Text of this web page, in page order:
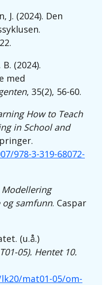
J. (2024). Den
(2024).
med
, 35(2), 56-60.
How to Teach
in School and
978-3-319-68072-
Modellering
samfunn. Caspar
(u.å.)
05). Hentet 10.
mat01-05/om-